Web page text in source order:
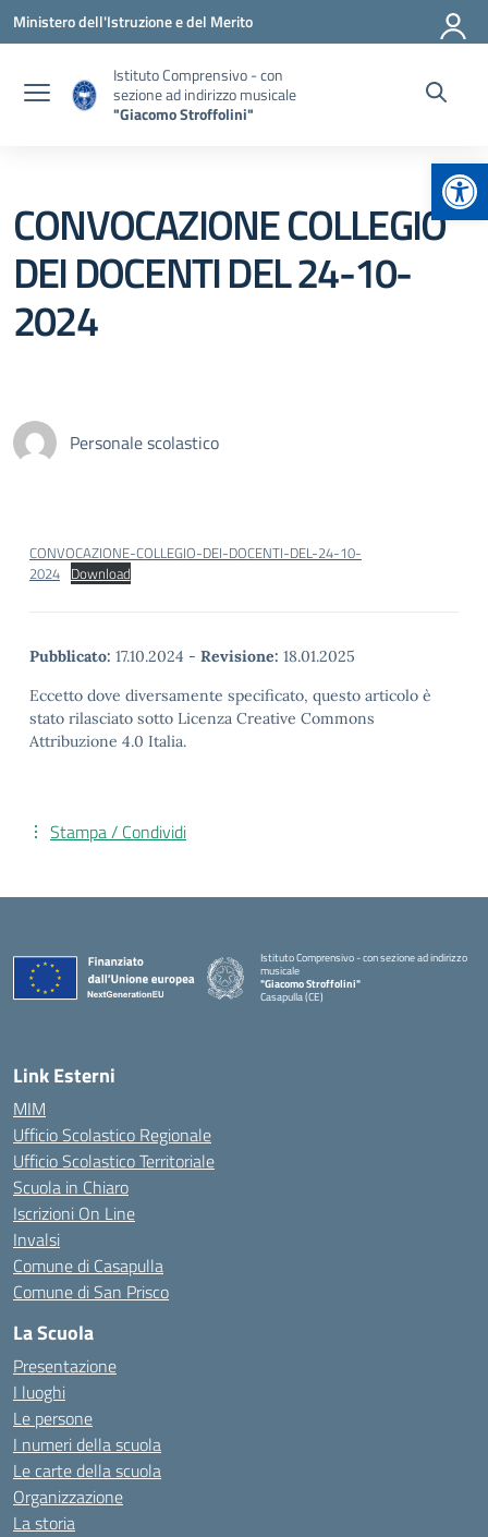
Vai ai contenuti
Vai al menu di navigazione
Vai al footer
Ministero dell'Istruzione e del Merito
Istituto Comprensivo - con
sezione ad indirizzo musicale
"Giacomo Stroffolini"
CONVOCAZIONE COLLEGIO
DEI DOCENTI DEL 24-10-
2024
Personale scolastico
CONVOCAZIONE-COLLEGIO-DEI-DOCENTI-DEL-24-10-
2024 Download
Pubblicato: 17.10.2024 - Revisione: 18.01.2025
Eccetto dove diversamente specificato, questo articolo è
stato rilasciato sotto Licenza Creative Commons
Attribuzione 4.0 Italia.
Stampa / Condividi
Istituto Comprensivo - con sezione ad indirizzo
musicale
"Giacomo Stroffolini"
Casapulla (CE)
Link Esterni
MIM
Ufficio Scolastico Regionale
Ufficio Scolastico Territoriale
Scuola in Chiaro
Iscrizioni On Line
Invalsi
Comune di Casapulla
Comune di San Prisco
La Scuola
Presentazione
I luoghi
Le persone
I numeri della scuola
Le carte della scuola
Organizzazione
La storia